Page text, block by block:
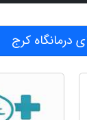
درمانگاه کرج